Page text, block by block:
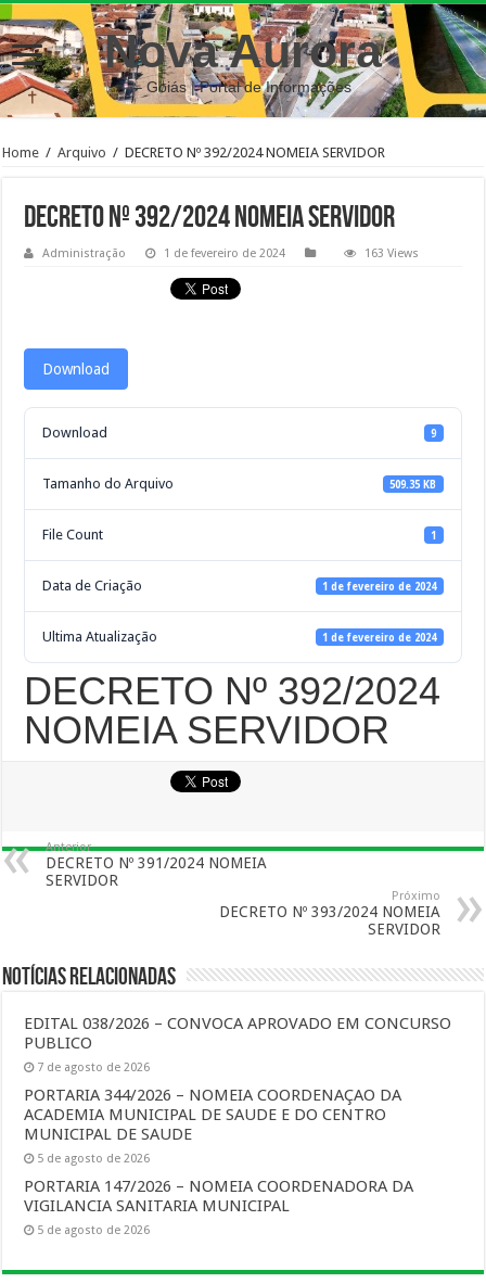
Nova Aurora
– Goiás | Portal de Informações
Home / Arquivo / DECRETO Nº 392/2024 NOMEIA SERVIDOR
DECRETO Nº 392/2024 NOMEIA SERVIDOR
Administração 1 de fevereiro de 2024 163 Views
Download
Download 9
Tamanho do Arquivo 509.35 KB
File Count 1
Data de Criação 1 de fevereiro de 2024
Ultima Atualização 1 de fevereiro de 2024
DECRETO Nº 392/2024
NOMEIA SERVIDOR
Anterior
DECRETO Nº 391/2024 NOMEIA
SERVIDOR
Próximo
DECRETO Nº 393/2024 NOMEIA
SERVIDOR
Notícias Relacionadas
EDITAL 038/2026 – CONVOCA APROVADO EM CONCURSO
PUBLICO
7 de agosto de 2026
PORTARIA 344/2026 – NOMEIA COORDENAÇAO DA
ACADEMIA MUNICIPAL DE SAUDE E DO CENTRO
MUNICIPAL DE SAUDE
5 de agosto de 2026
PORTARIA 147/2026 – NOMEIA COORDENADORA DA
VIGILANCIA SANITARIA MUNICIPAL
5 de agosto de 2026